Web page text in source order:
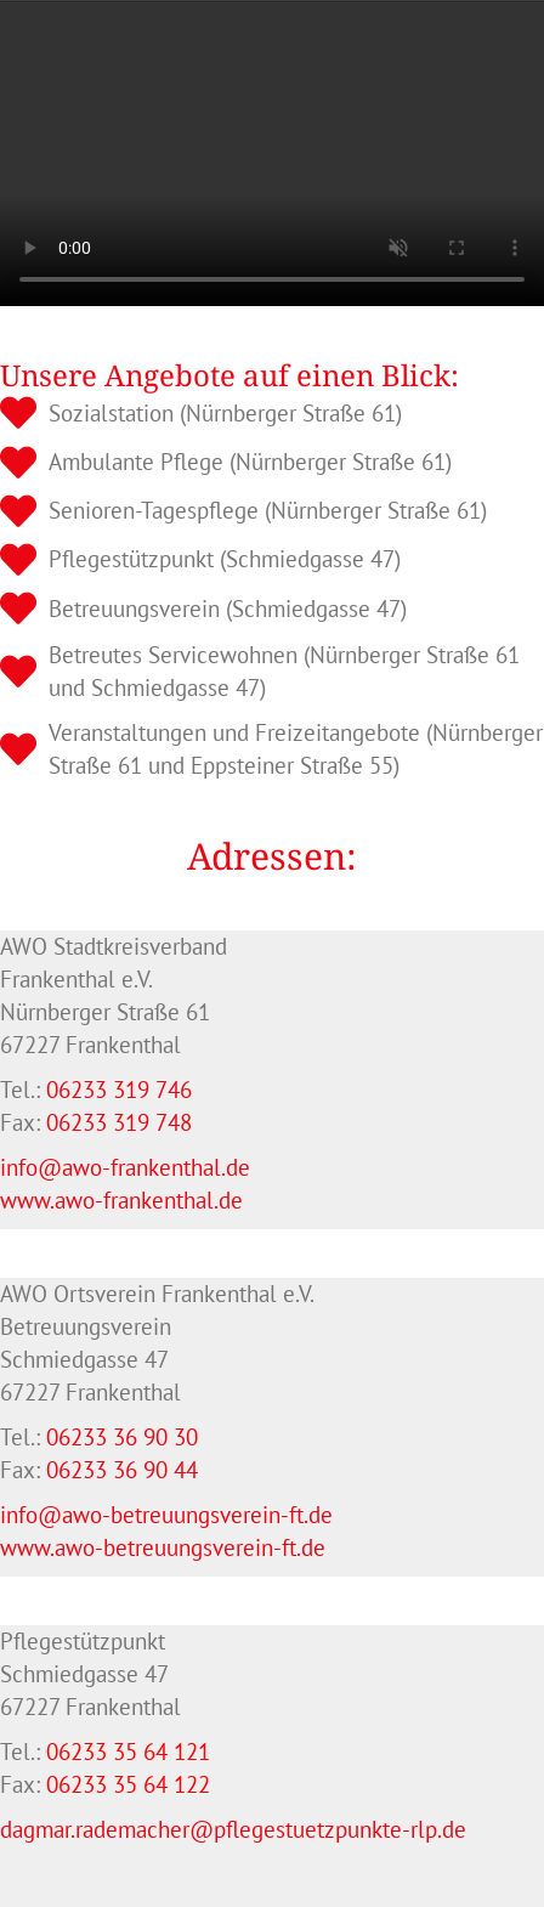
Unsere Angebote auf einen Blick:
Sozialstation (Nürnberger Straße 61)
Ambulante Pflege (Nürnberger Straße 61)
Senioren-Tagespflege (Nürnberger Straße 61)
Pflegestützpunkt (Schmiedgasse 47)
Betreuungsverein (Schmiedgasse 47)
Betreutes Servicewohnen (Nürnberger Straße 61
und Schmiedgasse 47)
Veranstaltungen und Freizeitangebote (Nürnberger
Straße 61 und Eppsteiner Straße 55)
Adressen:
AWO Stadtkreisverband
Frankenthal e.V.
Nürnberger Straße 61
67227 Frankenthal
Tel.: 06233 319 746
Fax: 06233 319 748
info@awo-frankenthal.de
www.awo-frankenthal.de
AWO Ortsverein Frankenthal e.V.
Betreuungsverein
Schmiedgasse 47
67227 Frankenthal
Tel.: 06233 36 90 30
Fax: 06233 36 90 44
info@awo-betreuungsverein-ft.de
www.awo-betreuungsverein-ft.de
Pflegestützpunkt
Schmiedgasse 47
67227 Frankenthal
Tel.: 06233 35 64 121
Fax: 06233 35 64 122
dagmar.rademacher@pflegestuetzpunkte-rlp.de